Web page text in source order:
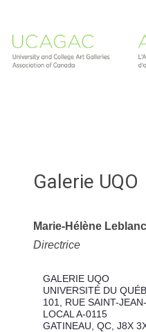
Galerie UQO
Marie-Hélène Leblanc
Directrice
GALERIE UQO
UNIVERSITÉ DU
101, RUE SAINT-
LOCAL A-0115
GATINEAU, QC, J8X